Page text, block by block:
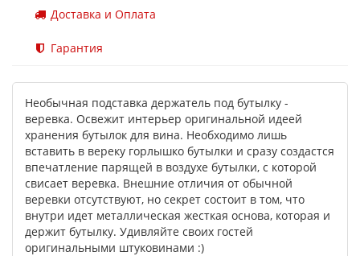
Доставка и Оплата
Гарантия
Необычная подставка держатель под бутылку -
веревка. Освежит интерьер оригинальной идеей
хранения бутылок для вина. Необходимо лишь
вставить в вереку горлышко бутылки и сразу создастся
впечатление парящей в воздухе бутылки, с которой
свисает веревка. Внешние отличия от обычной
веревки отсутствуют, но секрет состоит в том, что
внутри идет металлическая жесткая основа, которая и
держит бутылку. Удивляйте своих гостей
оригинальными штуковинами :)